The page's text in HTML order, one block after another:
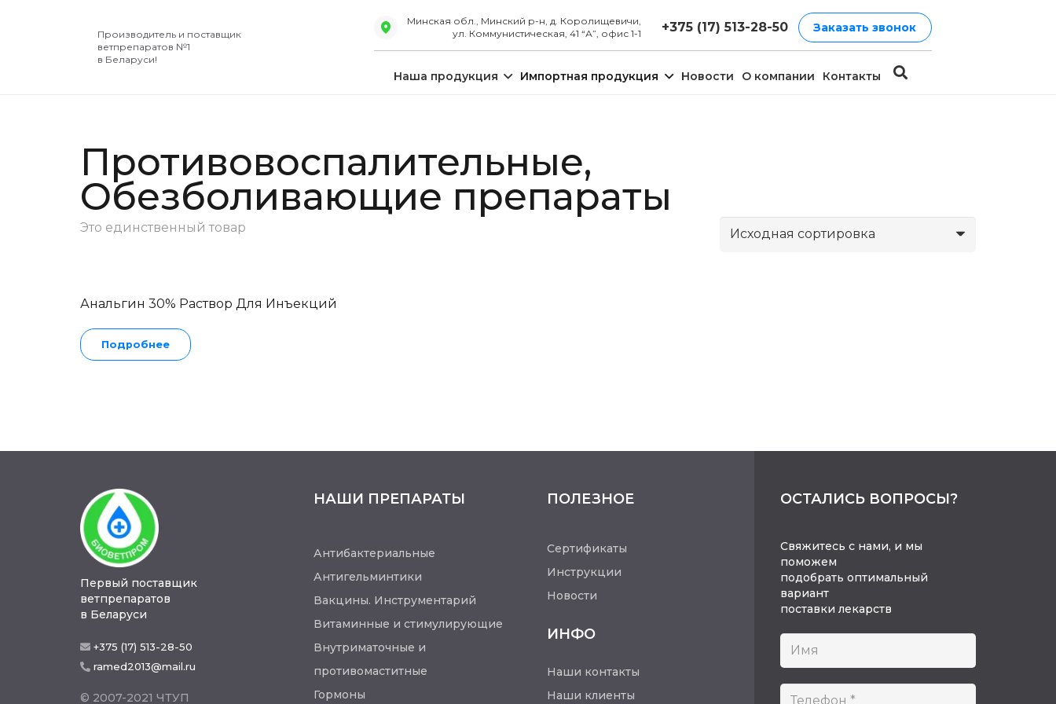
Производитель и поставщик
ветпрепаратов №1
в Беларуси!
Минская обл., Минский р-н, д. Королищевичи,
ул. Коммунистическая, 41 “А”, офис 1-1
+375 (17) 513-28-50 Заказать звонок
Наша продукция Импортная продукция Новости О компании Контакты
Противовоспалительные,
Обезболивающие препараты
Это единственный товар
Анальгин 30% Раствор Для Инъекций
Подробнее
Первый поставщик
ветпрепаратов
в Беларуси
+375 (17) 513-28-50
ramed2013@mail.ru
© 2007-2021 ЧТУП
НАШИ ПРЕПАРАТЫ
Антибактериальные
Антигельминтики
Вакцины. Инструментарий
Витаминные и стимулирующие
Внутриматочные и
противомаститные
Гормоны
ПОЛЕЗНОЕ
Сертификаты
Инструкции
Новости
ИНФО
Наши контакты
Наши клиенты
ОСТАЛИСЬ ВОПРОСЫ?
Свяжитесь с нами, и мы
поможем
подобрать оптимальный
вариант
поставки лекарств